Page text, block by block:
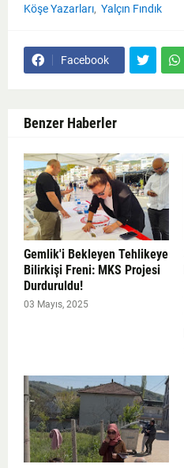
Köşe Yazarları Yalçın Fındık
Facebook
Benzer Haberler
Gemlik'i Bekleyen Tehlikeye
Bilirkişi Freni: MKS Projesi
Durduruldu!
03 Mayıs, 2025